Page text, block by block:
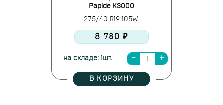
Papide K3000
275/40 R19 105W
8 780 ₽
на складе: 1шт.
В КОРЗИНУ